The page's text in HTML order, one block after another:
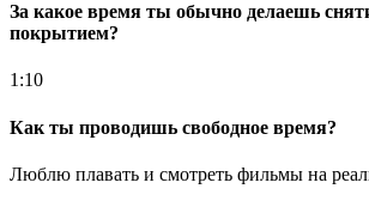
За какое время ты обычно делаешь
покрытием?
1:10
Как ты проводишь свободное время?
Люблю плавать и смотреть фильмы на